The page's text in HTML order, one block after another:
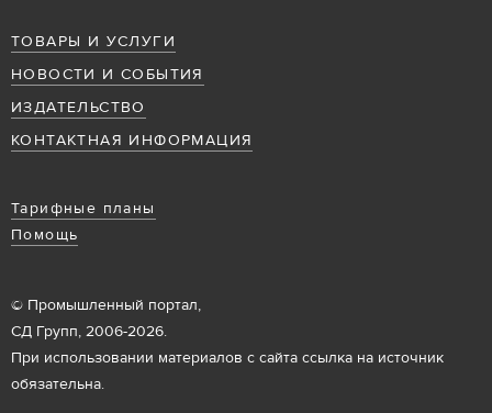
ТОВАРЫ И УСЛУГИ
НОВОСТИ И СОБЫТИЯ
ИЗДАТЕЛЬСТВО
КОНТАКТНАЯ ИНФОРМАЦИЯ
Тарифные планы
Помощь
© Промышленный портал,
СД Групп, 2006-2026.
При использовании материалов с сайта ссылка на источник
обязательна.